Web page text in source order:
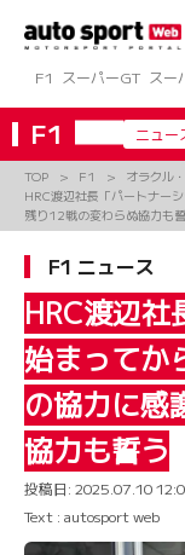
ツ
へ
ス
キ
F1 スーパーGT スー
F1 ニュー
TOP F1 オラクル
HRC渡辺社長「パートナー
残り12戦の変わらぬ協力も
F1 ニュース
HRC渡辺
始まってか
の協力に感
協力も誓う
投稿日: 2025.07.10
Text : autosport web